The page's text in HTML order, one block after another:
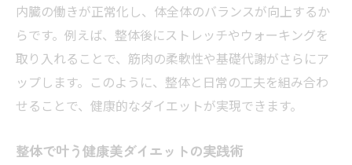
内臓の働きが正常化し、体全体のバランスが向上するか
らです。例えば、整体後にストレッチやウォーキングを
取り入れることで、筋肉の柔軟性や基礎代謝がさらにア
ップします。このように、整体と日常の工夫を組み合わ
せることで、健康的なダイエットが実現できます。
整体で叶う健康美ダイエットの実践術